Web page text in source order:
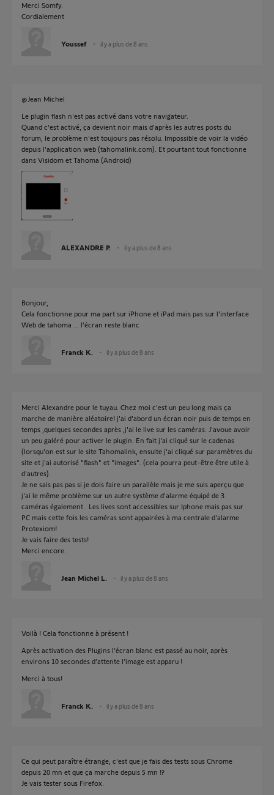
Merci Somfy.
Cordialement
Youssef il y a plus de 8 ans
@Jean Michel
Le plugin flash n'est pas activé dans votre navigateur.
Quand c'est activé, ça devient noir mais d'après les autres posts du
forum, le problème n'est toujours pas résolu. Impossible de voir la vidéo
depuis l'application web (tahomalink.com). Et pourtant tout fonctionne
dans Visidom et Tahoma (Android)
ALEXANDRE P. il y a plus de 8 ans
Bonjour,
Cela fonctionne pour ma part sur iPhone et iPad mais pas sur l’interface
Web de tahoma ... l’écran reste blanc
Franck K. il y a plus de 8 ans
Merci Alexandre pour le tuyau. Chez moi c'est un peu long mais ça
marche de manière aléatoire! j'ai d'abord un écran noir puis de temps en
temps ,quelques secondes après ,j'ai le live sur les caméras. J'avoue avoir
un peu galéré pour activer le plugin. En fait j'ai cliqué sur le cadenas
(lorsqu'on est sur le site Tahomalink, ensuite j'ai cliqué sur paramètres du
site et j'ai autorisé "flash" et "images". (cela pourra peut-être être utile à
d'autres).
Je ne sais pas pas si je dois faire un parallèle mais je me suis aperçu que
j'ai le même problème sur un autre système d'alarme équipé de 3
caméras également . Les lives sont accessibles sur Iphone mais pas sur
PC mais cette fois les caméras sont appairées à ma centrale d'alarme
Protexiom!
Je vais faire des tests!
Merci encore.
Jean Michel L. il y a plus de 8 ans
Voilà ! Cela fonctionne à présent !
Après activation des Plugins l’écran blanc est passé au noir, après
environs 10 secondes d’attente l’image est apparu !
Merci à tous!
Franck K. il y a plus de 8 ans
Ce qui peut paraître étrange, c'est que je fais des tests sous Chrome
depuis 20 mn et que ça marche depuis 5 mn !?
Je vais tester sous Firefox.